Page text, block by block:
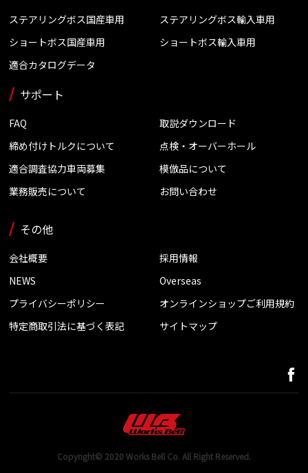
ステアリングボス国産車用
ステアリングボス輸入車用
ショートボス国産車用
ショートボス輸入車用
適合カタログデータ
サポート
FAQ
取説ダウンロード
締め付けトルクについて
点検・オーバーホール
適合調査協力車両募集
模倣品について
業務販売について
お問い合わせ
その他
会社概要
採用情報
NEWS
Overseas
プライバシーポリシー
オンラインショップご利用規約
特定商取引法に基づく表記
サイトマップ
Copyright© 2020 Works Bell Co. All Right Reserved.